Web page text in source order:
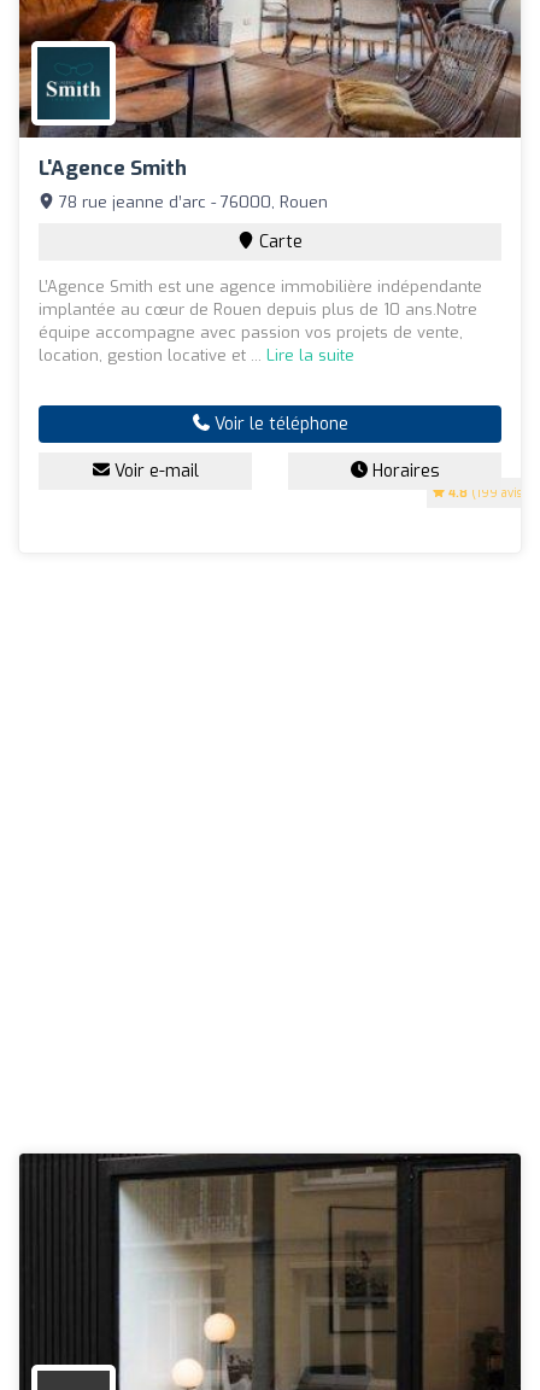
L'Agence Smith
4.8 (199 avis)
78 rue jeanne d’arc - 76000, Rouen
Carte
L’Agence Smith est une agence immobilière indépendante
implantée au cœur de Rouen depuis plus de 10 ans.Notre
équipe accompagne avec passion vos projets de vente,
location, gestion locative et ... Lire la suite
Voir le téléphone
Voir e-mail Horaires